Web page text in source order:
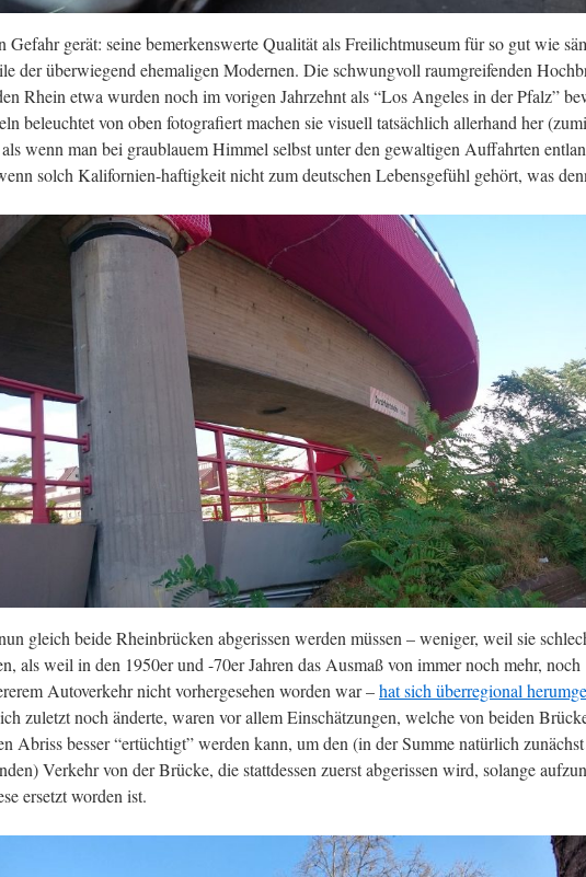
Gefahr gerät: seine bemerkenswerte Qualität als Freilichtmuseum für so gut wie
der überwiegend ehemaligen Modernen. Die schwungvoll raumgreifenden
Rhein etwa wurden noch im vorigen Jahrzehnt als “Los Angeles in der Pfalz”
beleuchtet von oben fotografiert machen sie visuell tatsächlich allerhand her
wenn man bei graublauem Himmel selbst unter den gewaltigen Auffahrten
solch Kalifornien-haftigkeit nicht zum deutschen Lebensgefühl gehört, was
gleich beide Rheinbrücken abgerissen werden müssen – weniger, weil sie
als weil in den 1950er und -70er Jahren das Ausmaß von immer noch mehr, noch
Autoverkehr nicht vorhergesehen worden war –hat sich überregional
zuletzt noch änderte, waren vor allem Einschätzungen, welche von beiden
Abriss besser “ertüchtigt” werden kann, um den (in der Summe natürlich
Verkehr von der Brücke, die stattdessen zuerst abgerissen wird, solange
ersetzt worden ist.